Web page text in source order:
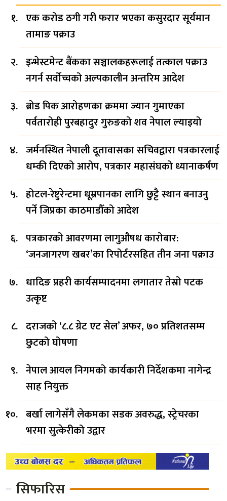
एक करोड ठगी गरी फरार भएका कसुरदार सूर्यमान
तामाङ पक्राउ
इन्भेस्टमेन्ट बैंकका सञ्चालकहरूलाई तत्काल पक्राउ
नगर्न सर्वोच्चको अल्पकालीन अन्तरिम आदेश
ब्रोड पिक आरोहणका क्रममा ज्यान गुमाएका
पर्वतारोही पुरबहादुर गुरुङको शव नेपाल ल्याइयो
जर्मनस्थित नेपाली दूतावासका सचिवद्वारा पत्रकारलाई
धम्की दिएको आरोप, पत्रकार महासंघको ध्यानाकर्षण
होटल-रेष्टुरेन्टमा धूम्रपानका लागि छुट्टै स्थान बनाउनु
पर्ने जिप्रका काठमाडौँको आदेश
पत्रकारको आवरणमा लागुऔषध कारोबार:
‘जनजागरण खबर’का रिपोर्टरसहित तीन जना पक्राउ
धादिङ प्रहरी कार्यसम्पादनमा लगातार तेस्रो पटक
उत्कृष्ट
दराजको ‘८.८ ग्रेट एट सेल’ अफर, ७० प्रतिशतसम्म
छुटको घोषणा
नेपाल आयल निगमको कार्यकारी निर्देशकमा नागेन्द्र
साह नियुक्त
बर्खा लागेसँगै लेकमका सडक अवरुद्ध, स्ट्रेचरका
भरमा सुत्केरीको उद्वार
सिफारिस